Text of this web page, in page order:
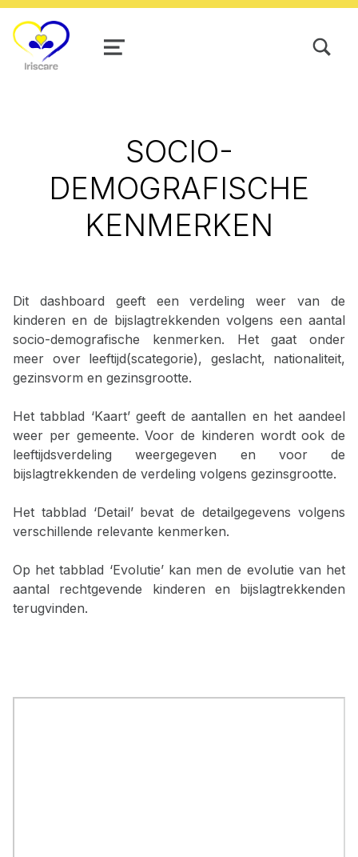
MENU
SOCIO-
DEMOGRAFISCHE
KENMERKEN
Dit dashboard geeft een verdeling weer van de
kinderen en de bijslagtrekkenden volgens een aantal
socio-demografische kenmerken. Het gaat onder
meer over leeftijd(scategorie), geslacht, nationaliteit,
gezinsvorm en gezinsgrootte.
Het tabblad ‘Kaart’ geeft de aantallen en het aandeel
weer per gemeente. Voor de kinderen wordt ook de
leeftijdsverdeling weergegeven en voor de
bijslagtrekkenden de verdeling volgens gezinsgrootte.
Het tabblad ‘Detail’ bevat de detailgegevens volgens
verschillende relevante kenmerken.
Op het tabblad ‘Evolutie’ kan men de evolutie van het
aantal rechtgevende kinderen en bijslagtrekkenden
terugvinden.